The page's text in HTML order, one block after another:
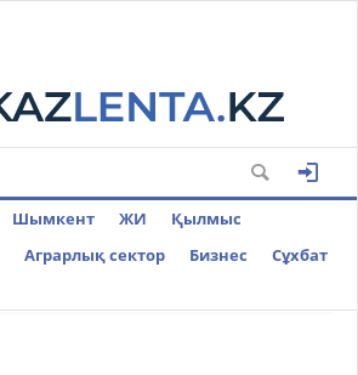
Шымкент ЖИ
Қылмыс
Аграрлық сектор Бизнес
Cұхбат